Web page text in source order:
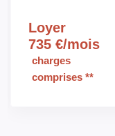
Loyer
735 €/mois
charges
comprises **